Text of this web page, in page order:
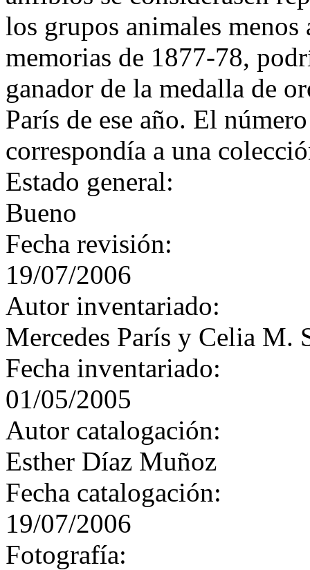
los grupos animales
memorias de 1877-78,
ganador de la medalla de
París de ese año. El
correspondía a una
Estado general:
Bueno
Fecha revisión:
19/07/2006
Autor inventariado:
Mercedes París y Celia M.
Fecha inventariado:
01/05/2005
Autor catalogación:
Esther Díaz Muñoz
Fecha catalogación:
19/07/2006
Fotografía: